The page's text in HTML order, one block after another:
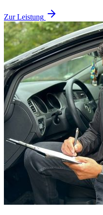
Zur Leistung